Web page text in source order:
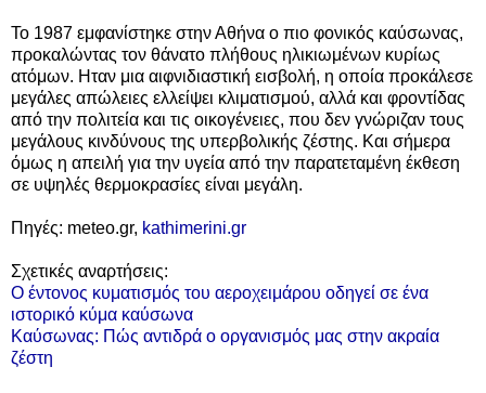
Το 1987 εμφανίστηκε στην Αθήνα ο πιο φονικός καύσωνας,
προκαλώντας τον θάνατο πλήθους ηλικιωμένων κυρίως
ατόμων. Ηταν μια αιφνιδιαστική εισβολή, η οποία προκάλεσε
μεγάλες απώλειες ελλείψει κλιματισμού, αλλά και φροντίδας
από την πολιτεία και τις οικογένειες, που δεν γνώριζαν τους
μεγάλους κινδύνους της υπερβολικής ζέστης. Και σήμερα
όμως η απειλή για την υγεία από την παρατεταμένη έκθεση
σε υψηλές θερμοκρασίες είναι μεγάλη.
Πηγές: meteo.gr, kathimerini.gr
Σχετικές αναρτήσεις:
Ο έντονος κυματισμός του αεροχειμάρου οδηγεί σε ένα
ιστορικό κύμα καύσωνα
Καύσωνας: Πώς αντιδρά ο οργανισμός μας στην ακραία
ζέστη